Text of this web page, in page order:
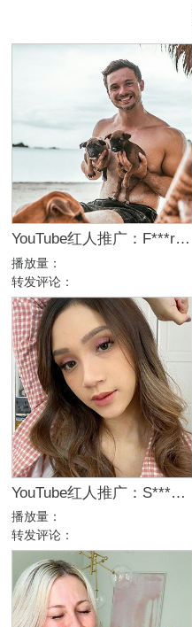
YouTube红人推广：F***r｜德国 运动
播放量：
转发评论：
YouTube红人推广：S***a｜印尼 生活
播放量：
转发评论：